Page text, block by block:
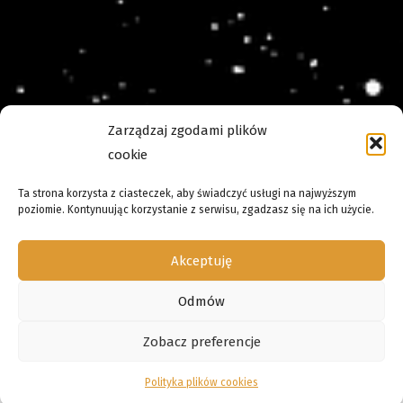
Zarządzaj zgodami plików
cookie
Ta strona korzysta z ciasteczek, aby świadczyć usługi na najwyższym
poziomie. Kontynuując korzystanie z serwisu, zgadzasz się na ich użycie.
Akceptuję
Odmów
Zobacz preferencje
Polityka plików cookies